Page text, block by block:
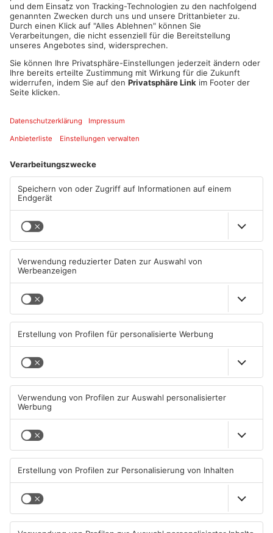
Artikel teilen
ANZEIGE
Mehr aus Kreis
Miltenberg
Miltenberg: Alkoholisierter
Rentner überschlägt sich bei
Autounfall
MILTENBERG
Zustand des Faulbacher
Gemeindewaldes soll erfasst
werden
Sommerliche Temperaturen
und jede Menge Live-Musik
Straße bei Windischbuchen